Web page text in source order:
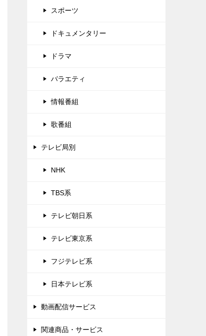
スポーツ
ドキュメンタリー
ドラマ
バラエティ
情報番組
歌番組
テレビ局別
NHK
TBS系
テレビ朝日系
テレビ東京系
フジテレビ系
日本テレビ系
動画配信サービス
関連商品・サービス